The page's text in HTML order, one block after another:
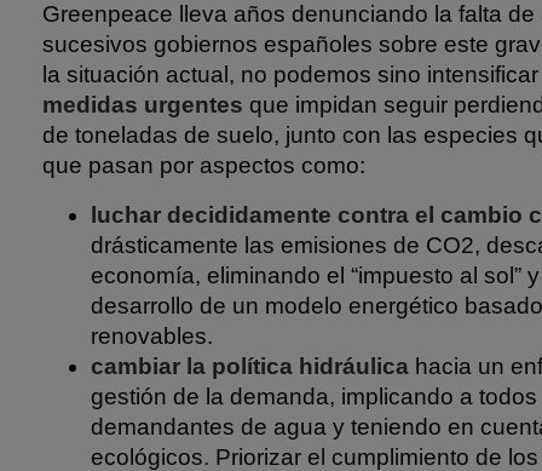
Greenpeace lleva años denunciando la falta
sucesivos gobiernos españoles sobre este
la situación actual, no podemos sino
medidas urgentes que impidan seguir
de toneladas de suelo, junto con las especies
que pasan por aspectos como:
luchar decididamente contra el cambio
drásticamente las emisiones de CO2,
economía, eliminando el “impuesto al sol”
desarrollo de un modelo energético
renovables.
cambiar la política hidráulica hacia un
gestión de la demanda, implicando a
demandantes de agua y teniendo en
ecológicos. Priorizar el cumplimiento de